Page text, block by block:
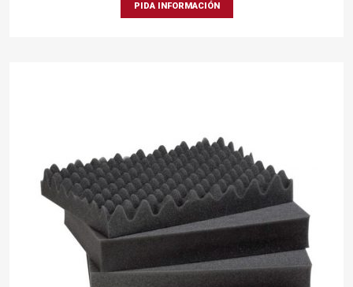
PIDA INFORMACIÓN